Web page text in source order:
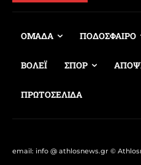
ΟΜΑΔΑ ΠΟΔΟΣΦΑΙΡΟ
ΒΟΛΕΪ ΣΠΟΡ
ΠΡΩΤΟΣΕΛΙΔΑ
email: info @ athlosnews.gr ©